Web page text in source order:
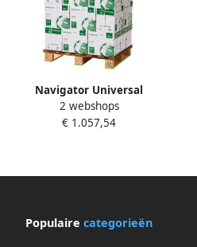
Navigator Universal
printpapier ft A4 80 g pallet
2 webshops
€ 1.057,54
Populaire categorieën